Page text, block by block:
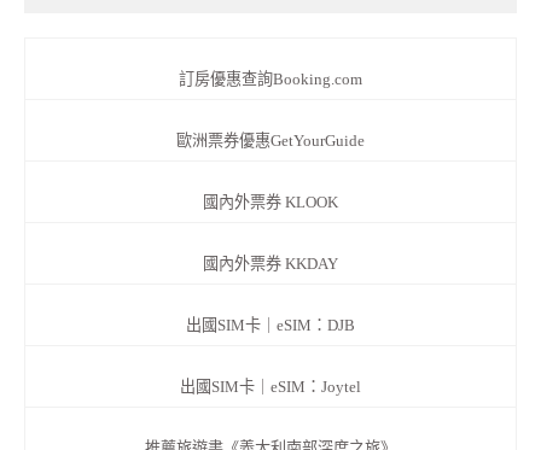
訂房優惠查詢Booking.com
歐洲票券優惠GetYourGuide
國內外票券 KLOOK
國內外票券 KKDAY
出國SIM卡｜eSIM：DJB
出國SIM卡｜eSIM：Joytel